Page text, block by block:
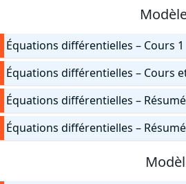
Équations différentielles – Cours 1
Équations différentielles – Cours
Équations différentielles –
Équations différentielles –